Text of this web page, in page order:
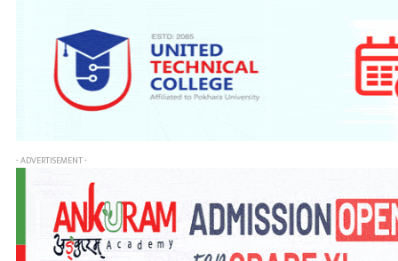
- ADVERTISEMENT -